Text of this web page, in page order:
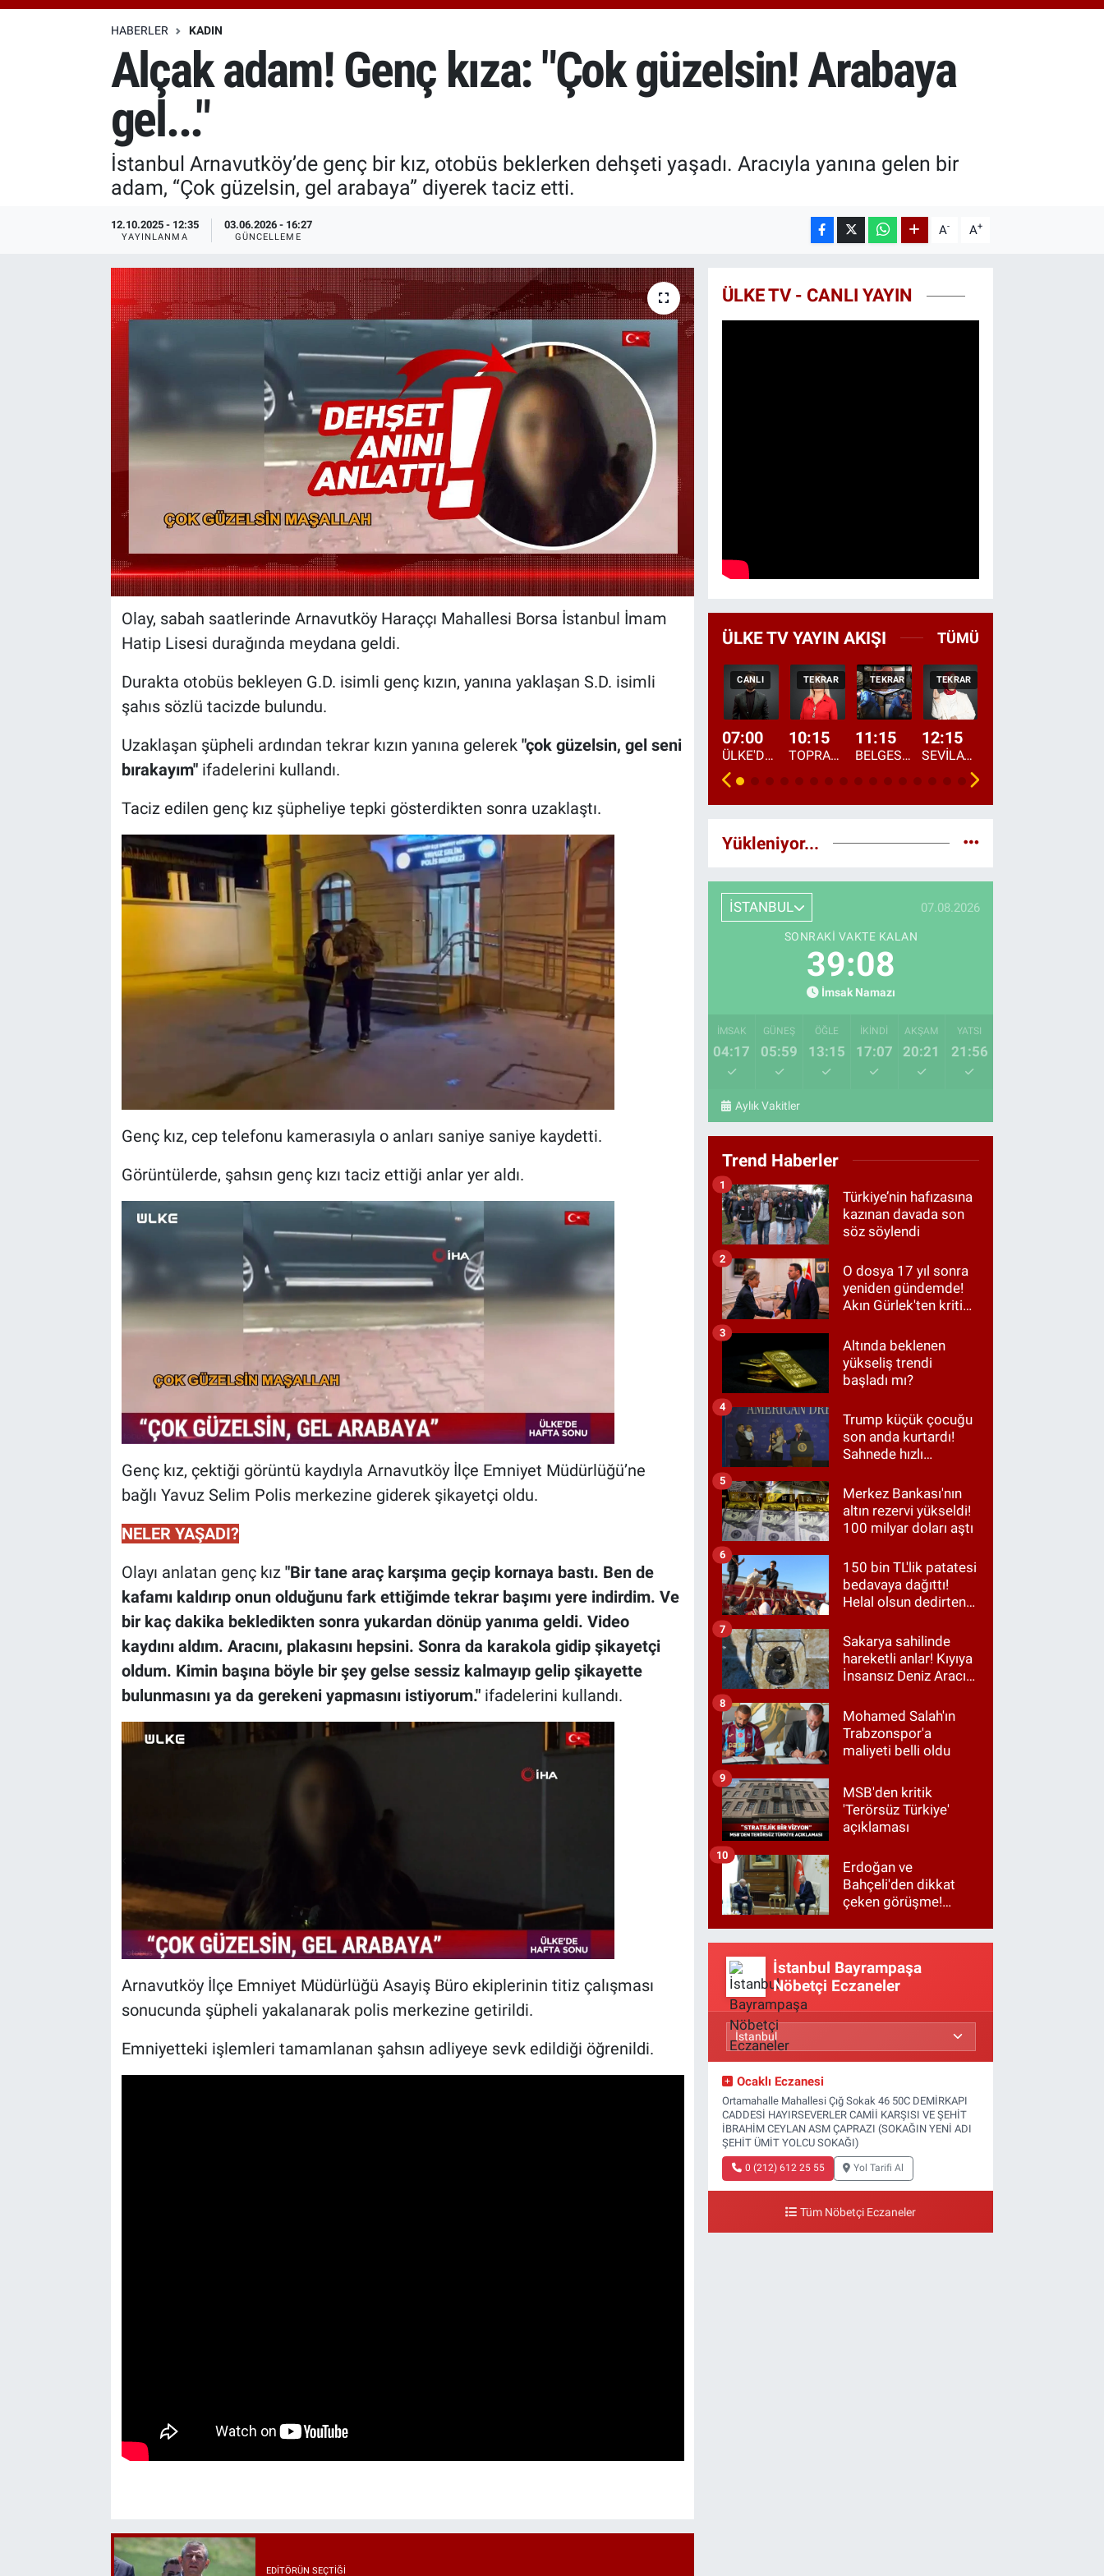
BITCOIN
64.225,61
%-0.63
HABERLER KADIN
Alçak adam! Genç kıza: "Çok güzelsin! Arabaya
gel..."
İstanbul Arnavutköy’de genç bir kız, otobüs beklerken dehşeti yaşadı. Aracıyla yanına gelen bir
adam, “Çok güzelsin, gel arabaya” diyerek taciz etti.
12.10.2025 - 12:35
YAYINLANMA
03.06.2026 - 16:27
GÜNCELLEME A- A+
Olay, sabah saatlerinde Arnavutköy Haraççı Mahallesi Borsa İstanbul İmam
Hatip Lisesi durağında meydana geldi.
Durakta otobüs bekleyen G.D. isimli genç kızın, yanına yaklaşan S.D. isimli
şahıs sözlü tacizde bulundu.
Uzaklaşan şüpheli ardından tekrar kızın yanına gelerek"çok güzelsin, gel seni
bırakayım" ifadelerini kullandı.
Taciz edilen genç kız şüpheliye tepki gösterdikten sonra uzaklaştı.
Genç kız, cep telefonu kamerasıyla o anları saniye saniye kaydetti.
Görüntülerde, şahsın genç kızı taciz ettiği anlar yer aldı.
Genç kız, çektiği görüntü kaydıyla Arnavutköy İlçe Emniyet Müdürlüğü’ne
bağlı Yavuz Selim Polis merkezine giderek şikayetçi oldu.
NELER YAŞADI?
Olayı anlatan genç kız "Bir tane araç karşıma geçip kornaya bastı. Ben de
kafamı kaldırıp onun olduğunu fark ettiğimde tekrar başımı yere indirdim. Ve
bir kaç dakika bekledikten sonra yukardan dönüp yanıma geldi. Video
kaydını aldım. Aracını, plakasını hepsini. Sonra da karakola gidip şikayetçi
oldum. Kimin başına böyle bir şey gelse sessiz kalmayıp gelip şikayette
bulunmasını ya da gerekeni yapmasını istiyorum." ifadelerini kullandı.
Arnavutköy İlçe Emniyet Müdürlüğü Asayiş Büro ekiplerinin titiz çalışması
sonucunda şüpheli yakalanarak polis merkezine getirildi.
Emniyetteki işlemleri tamamlanan şahsın adliyeye sevk edildiği öğrenildi.
EDITÖRÜN SEÇTIĞI
ÜLKE TV - CANLI YAYIN
ÜLKE TV YAYIN AKIŞI TÜMÜ
CANLI
07:00
ÜLKE'DE BU SABAH
TEKRAR
10:15
TOPRAKTAN SOFRAYA
TEKRAR
11:15
BELGESEL: "ÜLKE'NİN ALIN TERİ"
TEKRAR
12:15
SEVİLAY SUNGUR İLE ELİMİN BEREKETİ
Yükleniyor...
İSTANBUL 07.08.2026
SONRAKI VAKTE KALAN
39:07
İmsak Namazı
İMSAK
04:17
GÜNEŞ
05:59
ÖĞLE
13:15
İKINDI
17:07
AKŞAM
20:21
YATSI
21:56
Aylık Vakitler
Trend Haberler
Türkiye’nin hafızasına
kazınan davada son
söz söylendi
1
O dosya 17 yıl sonra
yeniden gündemde!
Akın Gürlek'ten kritik
2
Altında beklenen
yükseliş trendi
başladı mı?
3
Trump küçük çocuğu
son anda kurtardı!
Sahnede hızlı
4
Merkez Bankası'nın
altın rezervi yükseldi!
100 milyar doları aştı
5
150 bin TL'lik patatesi
bedavaya dağıttı!
Helal olsun dedirten
6
Sakarya sahilinde
hareketli anlar! Kıyıya
İnsansız Deniz Aracı
7
Mohamed Salah'ın
Trabzonspor'a
maliyeti belli oldu
8
MSB'den kritik
'Terörsüz Türkiye'
açıklaması
9
Erdoğan ve
Bahçeli'den dikkat
çeken görüşme!
10
İstanbul Bayrampaşa
Nöbetçi Eczaneler
Ocaklı Eczanesi
Ortamahalle Mahallesi Çığ Sokak 46 50C DEMİRKAPI
CADDESİ HAYIRSEVERLER CAMİİ KARŞISI VE ŞEHİT
İBRAHİM CEYLAN ASM ÇAPRAZI (SOKAĞIN YENİ ADI
ŞEHİT ÜMİT YOLCU SOKAĞI)
0 (212) 612 25 55 Yol Tarifi Al
Tüm Nöbetçi Eczaneler
Özel Haberler
Özel Haberler
Erişim Bilgileri
Haber Arşivi